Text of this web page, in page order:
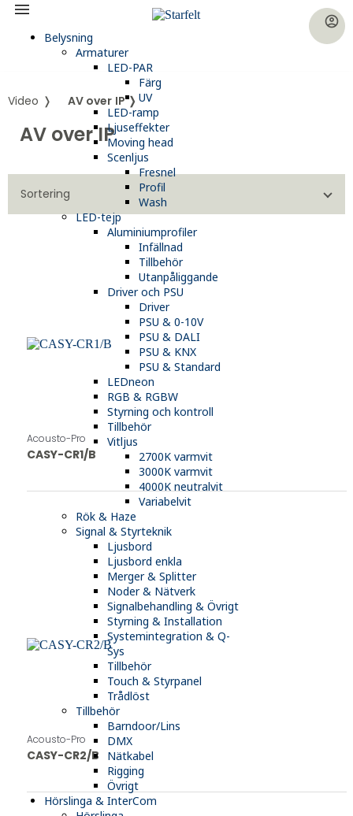
Belysning
Armaturer
LED-PAR
Färg
UV
LED-ramp
Ljuseffekter
Moving head
Scenljus
Fresnel
Profil
Wash
LED-tejp
Aluminiumprofiler
Infällnad
Tillbehör
Utanpåliggande
Driver och PSU
Driver
PSU & 0-10V
PSU & DALI
PSU & KNX
PSU & Standard
LEDneon
RGB & RGBW
Styrning och kontroll
Tillbehör
Vitljus
2700K varmvit
3000K varmvit
4000K neutralvit
Variabelvit
Rök & Haze
Signal & Styrteknik
Ljusbord
Ljusbord enkla
Merger & Splitter
Noder & Nätverk
Signalbehandling & Övrigt
Styrning & Installation
Systemintegration & Q-
Sys
Tillbehör
Touch & Styrpanel
Trådlöst
Tillbehör
Barndoor/Lins
DMX
Nätkabel
Rigging
Övrigt
Hörslinga & InterCom
account_circle
Video ❭ AV over IP ❭
AV over IP
Sortering
Acousto-Pro
CASY-CR1/B
Acousto-Pro
CASY-CR2/B